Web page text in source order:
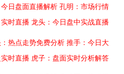
日盘面直播解析 孔明：市场行情
实时直播 龙头：今日盘中实战直播
热点走势免费分析 推手：今日大
时直播 虎子：盘面实时分析解答